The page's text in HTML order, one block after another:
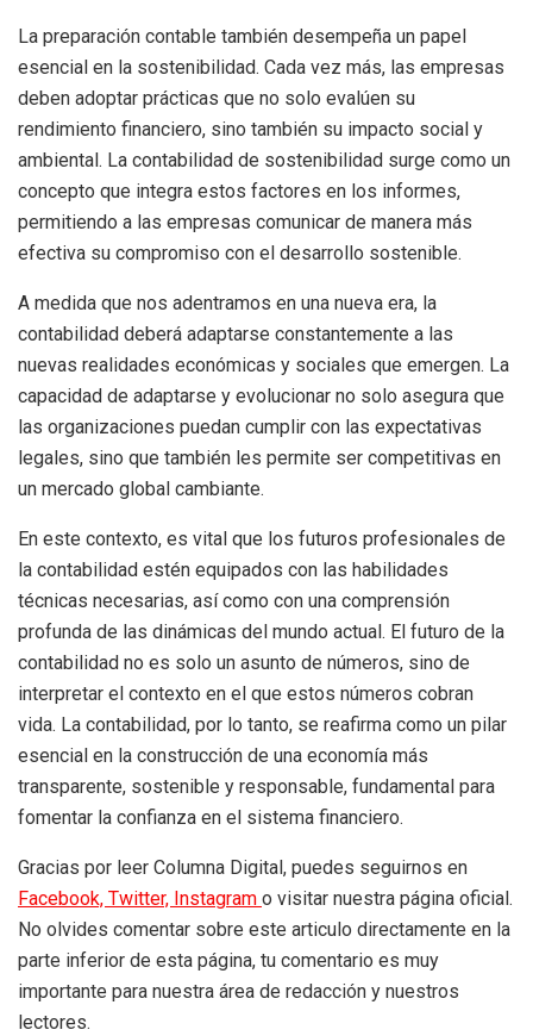
La preparación contable también desempeña un papel
esencial en la sostenibilidad. Cada vez más, las empresas
deben adoptar prácticas que no solo evalúen su
rendimiento financiero, sino también su impacto social y
ambiental. La contabilidad de sostenibilidad surge como un
concepto que integra estos factores en los informes,
permitiendo a las empresas comunicar de manera más
efectiva su compromiso con el desarrollo sostenible.
A medida que nos adentramos en una nueva era, la
contabilidad deberá adaptarse constantemente a las
nuevas realidades económicas y sociales que emergen. La
capacidad de adaptarse y evolucionar no solo asegura que
las organizaciones puedan cumplir con las expectativas
legales, sino que también les permite ser competitivas en
un mercado global cambiante.
En este contexto, es vital que los futuros profesionales de
la contabilidad estén equipados con las habilidades
técnicas necesarias, así como con una comprensión
profunda de las dinámicas del mundo actual. El futuro de la
contabilidad no es solo un asunto de números, sino de
interpretar el contexto en el que estos números cobran
vida. La contabilidad, por lo tanto, se reafirma como un pilar
esencial en la construcción de una economía más
transparente, sostenible y responsable, fundamental para
fomentar la confianza en el sistema financiero.
Gracias por leer Columna Digital, puedes seguirnos en
Facebook, Twitter, Instagram o visitar nuestra página oficial.
No olvides comentar sobre este articulo directamente en la
parte inferior de esta página, tu comentario es muy
importante para nuestra área de redacción y nuestros
lectores.